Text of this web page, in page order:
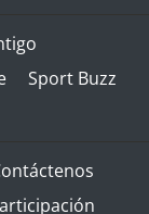
Sport Buzz